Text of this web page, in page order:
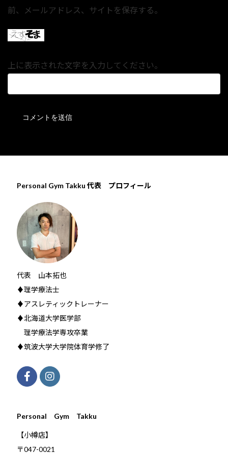
前、メールアドレス、サイトを保存する。
上に表示された文字を入力してください。
Personal Gym Takku 代表 プロフィール
代表 山本拓也
♦理学療法士
♦アスレティックトレーナー
♦北海道大学医学部
理学療法学専攻卒業
♦筑波大学大学院体育学修了
Personal Gym Takku
【小樽店】
〒047-0021